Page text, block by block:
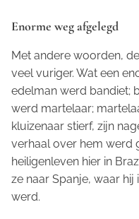
Enorme weg afgelegd
Met andere woorden,
veel vuriger. Wat een
edelman werd bandiet;
werd martelaar;
kluizenaar stierf, zijn
verhaal over hem werd
heiligenleven hier in
ze naar Spanje, waar
werd.